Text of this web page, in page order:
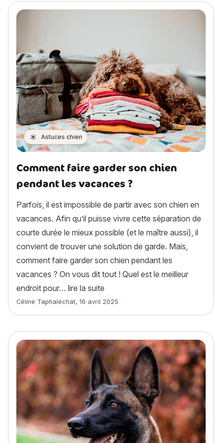
Astuces chien
Comment faire garder son chien
pendant les vacances ?
Parfois, il est impossible de partir avec son chien en
vacances. Afin qu’il puisse vivre cette séparation de
courte durée le mieux possible (et le maître aussi), il
convient de trouver une solution de garde. Mais,
comment faire garder son chien pendant les
vacances ? On vous dit tout ! Quel est le meilleur
endroit pour… lire la suite
Article rédigé par
Céline Taphaléchat, 16 avril 2025